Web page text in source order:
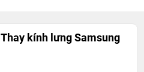
Thay kính lưng Samsung